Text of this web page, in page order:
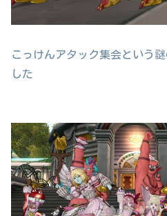
こっけんアタック集会という
した